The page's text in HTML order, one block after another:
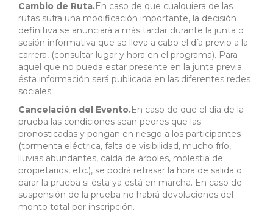
Cambio de Ruta.En caso de que cualquiera de las
rutas sufra una modificación importante, la decisión
definitiva se anunciará a más tardar durante la junta o
sesión informativa que se lleva a cabo el día previo a la
carrera, (consultar lugar y hora en el programa). Para
aquel que no pueda estar presente en la junta previa
ésta información será publicada en las diferentes redes
sociales
Cancelación del Evento.En caso de que el día de la
prueba las condiciones sean peores que las
pronosticadas y pongan en riesgo a los participantes
(tormenta eléctrica, falta de visibilidad, mucho frío,
lluvias abundantes, caída de árboles, molestia de
propietarios, etc.), se podrá retrasar la hora de salida o
parar la prueba si ésta ya está en marcha. En caso de
suspensión de la prueba no habrá devoluciones del
monto total por inscripción.